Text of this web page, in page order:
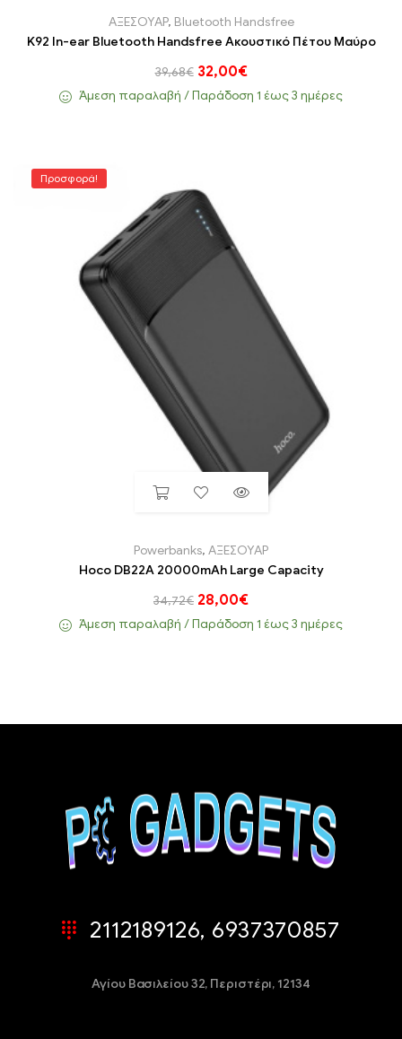
ΑΞΕΣΟΥΑΡ, Bluetooth Handsfree
K92 In-ear Bluetooth Handsfree Ακουστικό Πέτου Μαύρο
39,68€ 32,00€
Άμεση παραλαβή / Παράδoση 1 έως 3 ημέρες
Προσφορά!
Powerbanks, ΑΞΕΣΟΥΑΡ
Hoco DB22A 20000mAh Large Capacity
34,72€ 28,00€
Άμεση παραλαβή / Παράδoση 1 έως 3 ημέρες
2112189126, 6937370857
Αγίου Βασιλείου 32, Περιστέρι, 12134